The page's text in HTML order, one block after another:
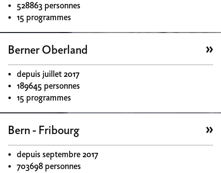
528863 personnes
15 programmes
Berner Oberland
depuis juillet 2017
189645 personnes
15 programmes
Bern - Fribourg
depuis septembre 2017
703698 personnes